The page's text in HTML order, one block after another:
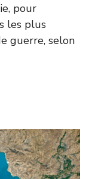
pour
les plus
guerre, selon